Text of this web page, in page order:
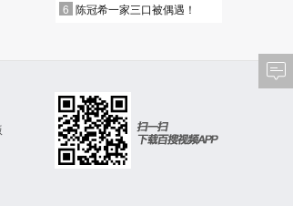
6 陈冠希一家三口被偶遇！